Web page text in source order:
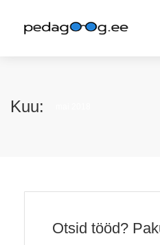
Kuu:
Otsid tööd?